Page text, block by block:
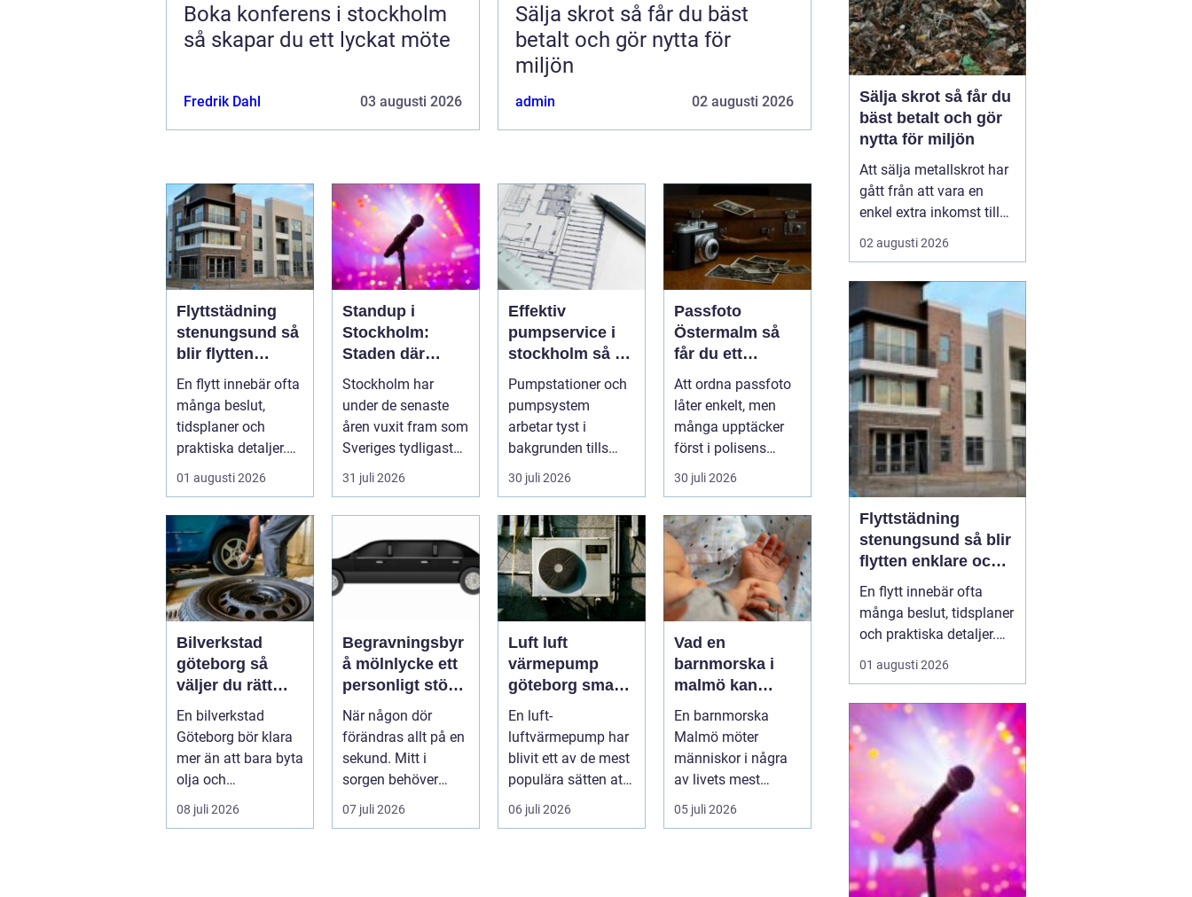
Boka konferens i stockholm
så skapar du ett lyckat möte
Fredrik Dahl 03 augusti 2026
Sälja skrot så får du bäst
betalt och gör nytta för
miljön
admin 02 augusti 2026
Flyttstädning
stenungsund så
blir flytten
enklare och mer
trygg
En flytt innebär ofta
många beslut,
tidsplaner och
praktiska detaljer.
Mitt i allt hamnar
flyttstädn...
01 augusti 2026
Standup i
Stockholm:
Staden där
skratten aldrig
tar paus
Stockholm har
under de senaste
åren vuxit fram som
Sveriges tydligaste
nav för livehumor....
31 juli 2026
Effektiv
pumpservice i
stockholm så får
du driftsäkra
anläggningar
året runt
Pumpstationer och
pumpsystem
arbetar tyst i
bakgrunden tills
något går fel. När
en pump stannar
hand...
30 juli 2026
Passfoto
Östermalm så
får du ett
godkänt foto
utan stress
Att ordna passfoto
låter enkelt, men
många upptäcker
först i polisens
fotokiosk eller hos
fotografen...
30 juli 2026
Bilverkstad
göteborg så
väljer du rätt
verkstad för din
bil
En bilverkstad
Göteborg bör klara
mer än att bara byta
olja och
bromsbelägg. För
många bilägare i
08 juli 2026
Begravningsbyr
å mölnlycke ett
personligt stöd
när någon gått
bort
När någon dör
förändras allt på en
sekund. Mitt i
sorgen behöver
praktiska frågor få
svar: var ska b...
07 juli 2026
Luft luft
värmepump
göteborg smart
värme för
kustklimat
En luft-
luftvärmepump har
blivit ett av de mest
populära sätten att
sänka
uppvärmningskostn
06 juli 2026
Vad en
barnmorska i
malmö kan
hjälpa till med
genom livets
olika faser
En barnmorska
Malmö möter
människor i några
av livets mest
avgörande skeden:
när en graviditet
05 juli 2026
Sälja skrot så får du
bäst betalt och gör
nytta för miljön
Att sälja metallskrot har
gått från att vara en
enkel extra inkomst till
att bli en viktig del av
omställningen till ett mer
Privatpersoner, lantbruk,
byggföretag och
industrin sitter ofta på
stora mängder oanvänt
material. Genom <...
02 augusti 2026
Flyttstädning
stenungsund så blir
flytten enklare och
mer trygg
En flytt innebär ofta
många beslut, tidsplaner
och praktiska detaljer.
Mitt i allt hamnar
flyttstädningen som ett
hyresvärdar, mäklare och
nya ägare. För många
blir städningen
slutspurten som tar mer
energi än planerat.
Genom att först...
01 augusti 2026